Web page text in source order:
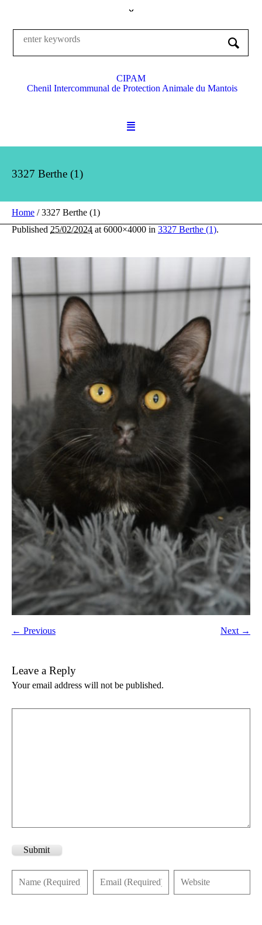
CIPAM
Chenil Intercommunal de Protection Animale du Mantois
3327 Berthe (1)
Home /3327 Berthe (1)
Published 25/02/2024 at 6000×4000 in 3327 Berthe (1).
← Previous Next →
Leave a Reply
Your email address will not be published.
Submit